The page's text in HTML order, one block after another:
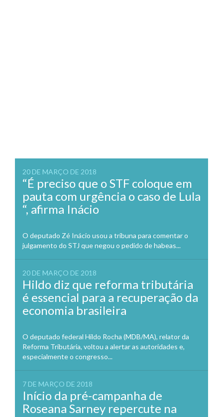
20 DE MARÇO DE 2018
“É preciso que o STF coloque em
pauta com urgência o caso de Lula
“, afirma Inácio
O deputado Zé Inácio usou a tribuna para comentar o
julgamento do STJ que negou o pedido de habeas...
20 DE MARÇO DE 2018
Hildo diz que reforma tributária
é essencial para a recuperação da
economia brasileira
O deputado federal Hildo Rocha (MDB/MA), relator da
Reforma Tributária, voltou a alertar as autoridades e,
especialmente o congresso...
7 DE MARÇO DE 2018
Início da pré-campanha de
Roseana Sarney repercute na